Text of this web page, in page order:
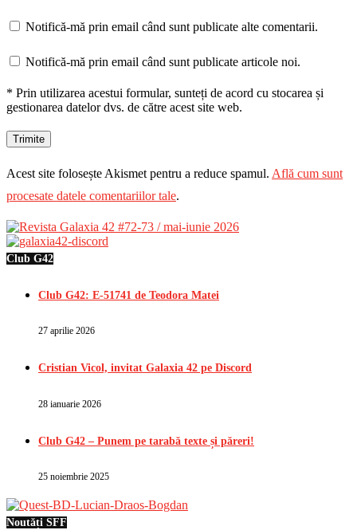
Notifică-mă prin email când sunt publicate alte comentarii.
Notifică-mă prin email când sunt publicate articole noi.
* Prin utilizarea acestui formular, sunteți de acord cu stocarea și
gestionarea datelor dvs. de către acest site web.
Acest site folosește Akismet pentru a reduce spamul. Află cum sunt
procesate datele comentariilor tale.
Club G42
Club G42: E-51741 de Teodora Matei
27 aprilie 2026
Cristian Vicol, invitat Galaxia 42 pe Discord
28 ianuarie 2026
Club G42 – Punem pe tarabă texte și păreri!
25 noiembrie 2025
Noutăți SFF